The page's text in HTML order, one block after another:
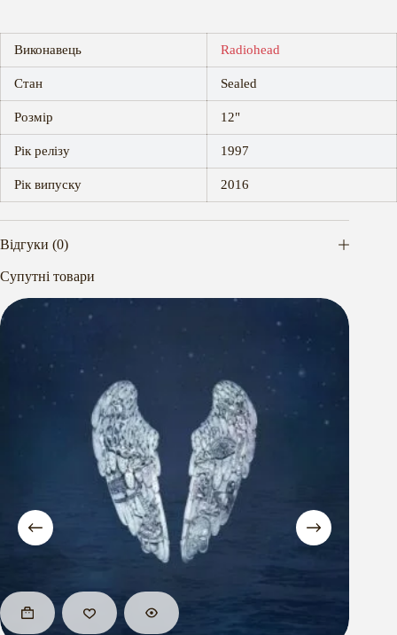
Виконавець Radiohead
Стан Sealed
Розмір 12"
Рік релізу 1997
Рік випуску 2016
Відгуки (0)
Супутні товари